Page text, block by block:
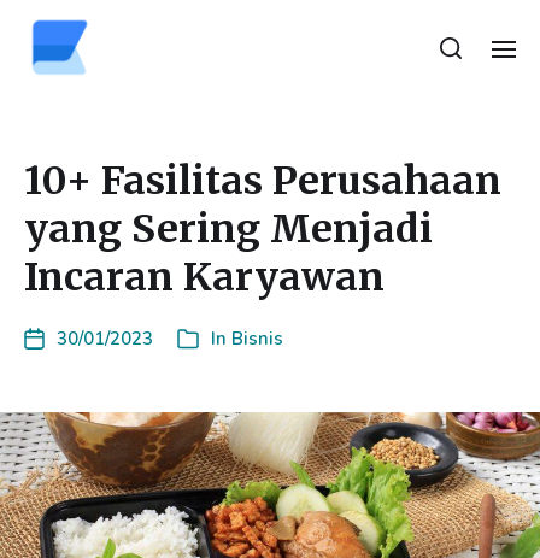
10+ Fasilitas Perusahaan
yang Sering Menjadi
Incaran Karyawan
30/01/2023 In Bisnis